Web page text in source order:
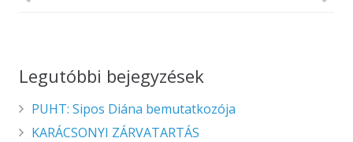
Legutóbbi bejegyzések
PUHT: Sipos Diána bemutatkozója
KARÁCSONYI ZÁRVATARTÁS